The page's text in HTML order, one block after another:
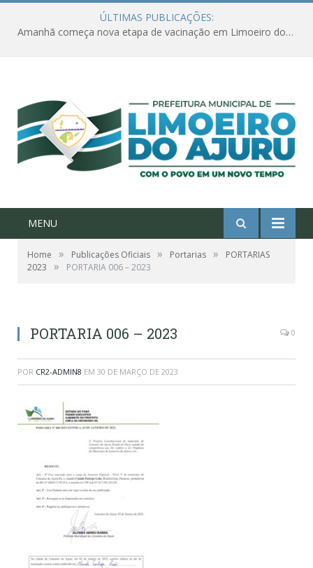
ÚLTIMAS PUBLICAÇÕES:
Amanhã começa nova etapa de vacinação em Limoeiro do Ajuru para idosos com 65 ou mais
MENU
Home » Publicações Oficiais » Portarias »
PORTARIAS
2023
» PORTARIA 006 – 2023
PORTARIA 006 – 2023 0
POR CR2-ADMIN8 EM 30 DE MARÇO DE 2023